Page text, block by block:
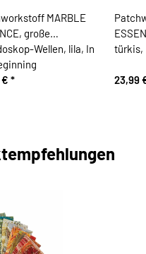
MARBLE
große
Wellen, lila, In
€ *
türkis,
23,99